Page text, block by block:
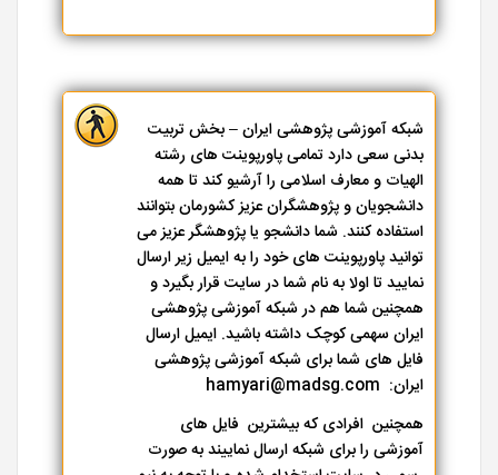
شبکه آموزشی پژوهشی ایران – بخش تربیت
بدنی سعی دارد تمامی پاورپوینت های رشته
الهیات و معارف اسلامی را آرشیو کند تا همه
دانشجویان و پژوهشگران عزیز کشورمان بتوانند
استفاده کنند. شما دانشجو یا پژوهشگر عزیز می
توانید پاورپوینت های خود را به ایمیل زیر ارسال
نمایید تا اولا به نام شما در سایت قرار بگیرد و
همچنین شما هم در شبکه آموزشی پژوهشی
ایران سهمی کوچک داشته باشید. ایمیل ارسال
فایل های شما برای شبکه آموزشی پژوهشی
ایران: hamyari@madsg.com
همچنین افرادی که بیشترین فایل های
آموزشی را برای شبکه ارسال نماییند به صورت